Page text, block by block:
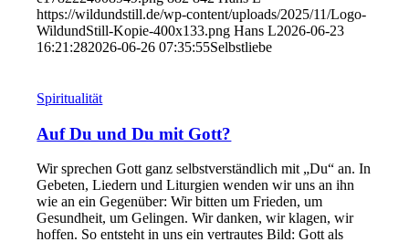
https://wildundstill.de/wp-content/uploads/2025/11/Logo-
WildundStill-Kopie-400x133.png Hans L2026-06-23
16:21:282026-06-26 07:35:55Selbstliebe
Spiritualität
Auf Du und Du mit Gott?
Wir sprechen Gott ganz selbstverständlich mit „Du“ an. In
Gebeten, Liedern und Liturgien wenden wir uns an ihn
wie an ein Gegenüber: Wir bitten um Frieden, um
Gesundheit, um Gelingen. Wir danken, wir klagen, wir
hoffen. So entsteht in uns ein vertrautes Bild: Gott als